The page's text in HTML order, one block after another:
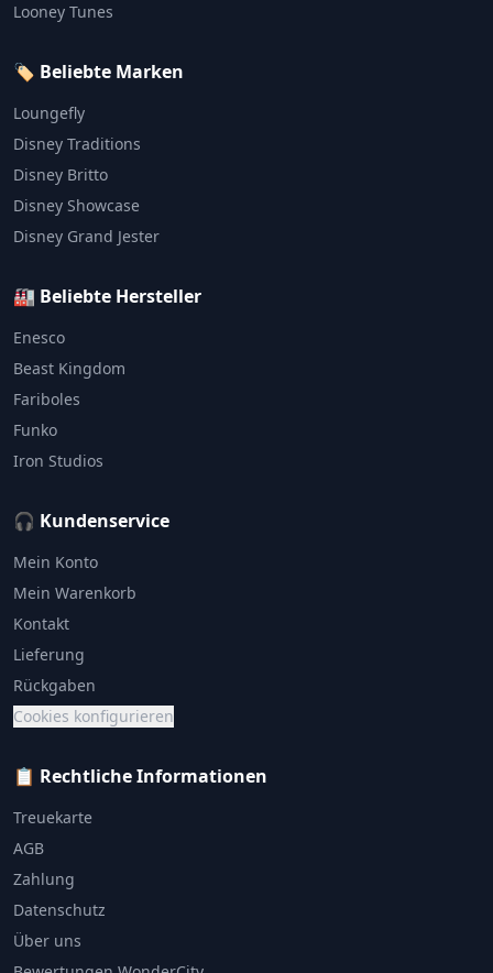
Looney Tunes
🏷️ Beliebte Marken
Loungefly
Disney Traditions
Disney Britto
Disney Showcase
Disney Grand Jester
🏭 Beliebte Hersteller
Enesco
Beast Kingdom
Fariboles
Funko
Iron Studios
🎧 Kundenservice
Mein Konto
Mein Warenkorb
Kontakt
Lieferung
Rückgaben
Cookies konfigurieren
📋 Rechtliche Informationen
Treuekarte
AGB
Zahlung
Datenschutz
Über uns